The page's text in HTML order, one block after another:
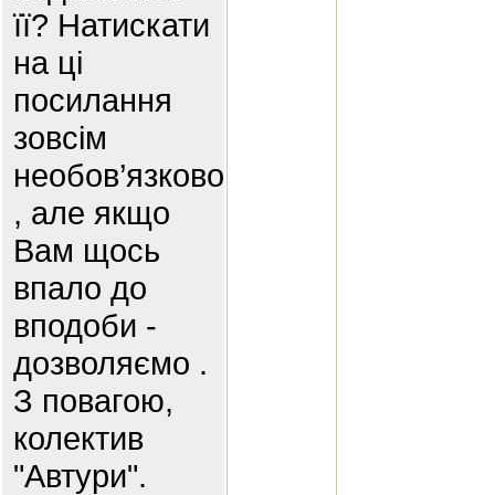
її? Натискати
на ці
посилання
зовсім
необов’язково
, але якщо
Вам щось
впало до
вподоби -
дозволяємо .
З повагою,
колектив
"Автури".